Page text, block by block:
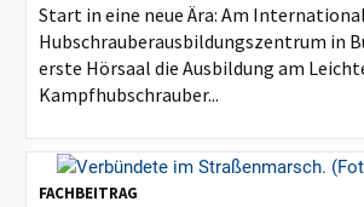
Start in eine neue Ära: Am
Hubschrauberausbildungszentrum in
erste Hörsaal die Ausbildung am
Kampfhubschrauber...
FACHBEITRAG